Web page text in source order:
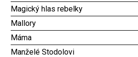
Magický hlas rebelky
Mallory
Máma
Manželé Stodolovi